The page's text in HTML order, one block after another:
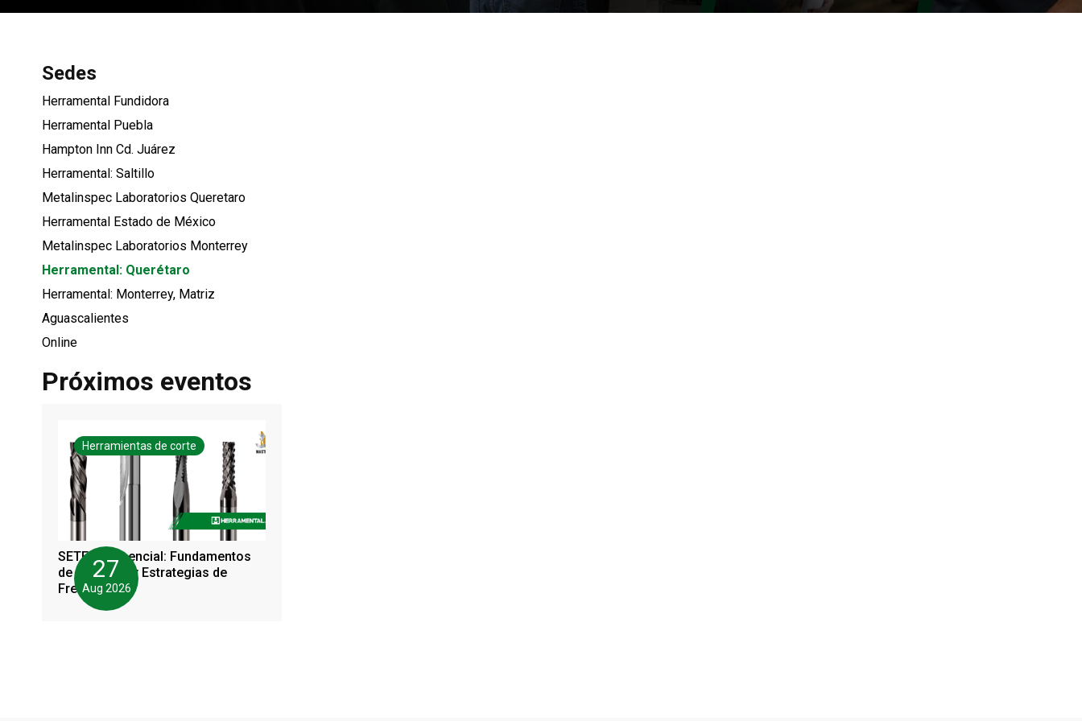
Sedes
Herramental Fundidora
Herramental Puebla
Hampton Inn Cd. Juárez
Herramental: Saltillo
Metalinspec Laboratorios Queretaro
Herramental Estado de México
Metalinspec Laboratorios Monterrey
Herramental: Querétaro
Herramental: Monterrey, Matriz
Aguascalientes
Online
Próximos eventos
Herramientas de corte
27
Aug 2026
SETEC Presencial: Fundamentos
de End Mills y Estrategias de
Fresado